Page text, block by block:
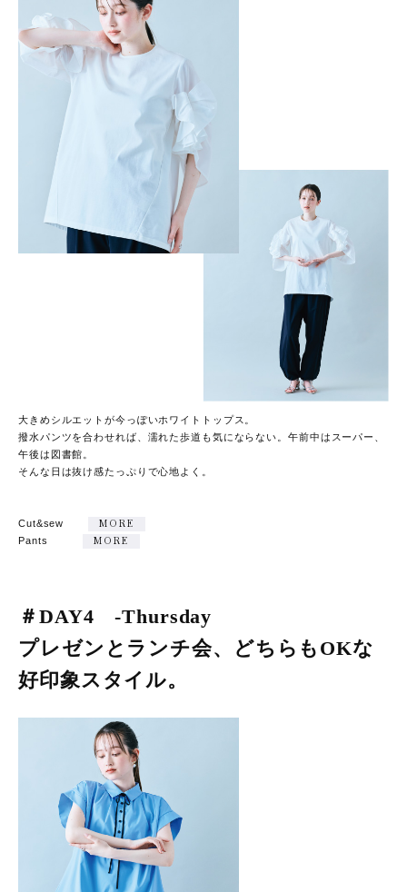
大きめシルエットが今っぽいホワイトトップス。
撥水パンツを合わせれば、濡れた歩道も気にならない。午前中はスーパー、
午後は図書館。
そんな日は抜け感たっぷりで心地よく。
Cut&sew MORE
Pants MORE
＃DAY4 -Thursday
プレゼンとランチ会、どちらもOKな
好印象スタイル。